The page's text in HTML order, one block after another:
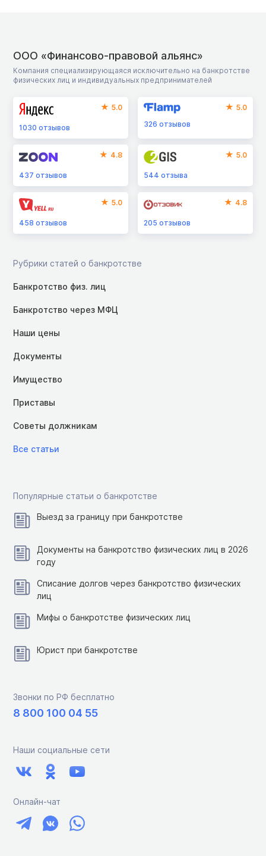
ООО «Финансово-правовой альянс»
Компания специализирующаяся исключительно на банкротстве
физических лиц и индивидуальных предпринимателей
5.0
1030 отзывов
5.0
326отзывов
4.8
437 отзывов
5.0
544отзыва
5.0
458 отзывов
4.8
205отзывов
Рубрики статей о банкротстве
Банкротство физ. лиц
Банкротство через МФЦ
Наши цены
Документы
Имущество
Приставы
Советы должникам
Все статьи
Популярные статьи о банкротстве
Выезд за границу при банкротстве
Документы на банкротство физических лиц в 2026
году
Списание долгов через банкротство физических
лиц
Мифы о банкротстве физических лиц
Юрист при банкротстве
Звонки по РФ бесплатно
8 800 100 04 55
Наши социальные сети
Онлайн-чат